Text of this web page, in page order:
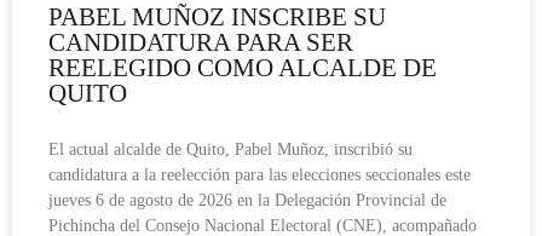
PABEL MUÑOZ INSCRIBE SU
CANDIDATURA PARA SER
REELEGIDO COMO ALCALDE DE
QUITO
El actual alcalde de Quito, Pabel Muñoz, inscribió su
candidatura a la reelección para las elecciones seccionales este
jueves 6 de agosto de 2026 en la Delegación Provincial de
Pichincha del Consejo Nacional Electoral (CNE), acompañado